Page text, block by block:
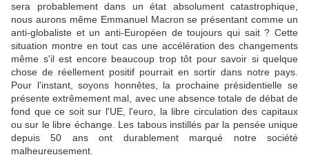
sera probablement dans un état absolument catastrophique,
nous aurons même Emmanuel Macron se présentant comme un
anti-globaliste et un anti-Européen de toujours qui sait ? Cette
situation montre en tout cas une accélération des changements
même s'il est encore beaucoup trop tôt pour savoir si quelque
chose de réellement positif pourrait en sortir dans notre pays.
Pour l'instant, soyons honnêtes, la prochaine présidentielle se
présente extrêmement mal, avec une absence totale de débat de
fond que ce soit sur l'UE, l'euro, la libre circulation des capitaux
ou sur le libre échange. Les tabous instillés par la pensée unique
depuis 50 ans ont durablement marqué notre société
malheureusement.